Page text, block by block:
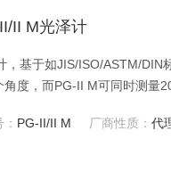
II M光泽计
度，而PG-II M可同时测量
PG-II/II M 厂商性质：代